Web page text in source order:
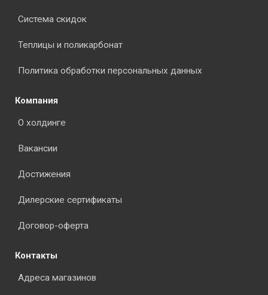
Система скидок
Теплицы и поликарбонат
Политика обработки персональных данных
Компания
О холдинге
Вакансии
Достижения
Дилерские сертификаты
Договор-оферта
Контакты
Адреса магазинов